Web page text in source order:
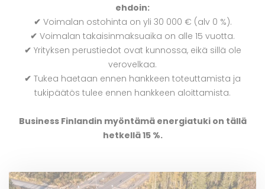
ehdoin:
✔ Voimalan ostohinta on yli 30 000 € (alv 0 %).
✔ Voimalan takaisinmaksuaika on alle 15 vuotta.
✔ Yrityksen perustiedot ovat kunnossa, eikä sillä ole
verovelkaa.
✔ Tukea haetaan ennen hankkeen toteuttamista ja
tukipäätös tulee ennen hankkeen aloittamista.
Business Finlandin myöntämä energiatuki on tällä
hetkellä 15 %.